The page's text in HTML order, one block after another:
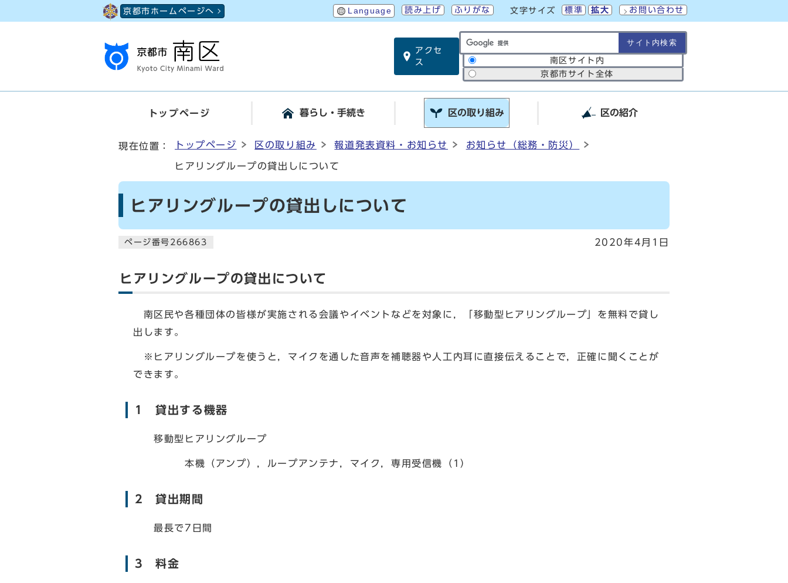
京都市ホームページへ Language 読み上げ ふりがな 文字サイズ 標準 拡大 お問い合わせ
アクセ
ス
サイト内検索の範囲
南区サイト内
京都市サイト全体
トップページ 暮らし・手続き 区の取り組み 区の紹介
現在位置： トップページ 区の取り組み 報道発表資料・お知らせ お知らせ（総務・防災）
ヒアリングループの貸出しについて
ヒアリングループの貸出しについて
ページ番号266863 2020年4月1日
ヒアリングループの貸出について
南区民や各種団体の皆様が実施される会議やイベントなどを対象に，「移動型ヒアリングループ」を無料で貸し
出します。
※ヒアリングループを使うと，マイクを通した音声を補聴器や人工内耳に直接伝えることで，正確に聞くことが
できます。
1 貸出する機器
移動型ヒアリングループ
本機（アンプ），ループアンテナ，マイク，専用受信機（1）
2 貸出期間
最長で7日間
3 料金